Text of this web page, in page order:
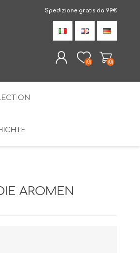
Spedizione gratis da 99€
(0) (0)
AROMEN